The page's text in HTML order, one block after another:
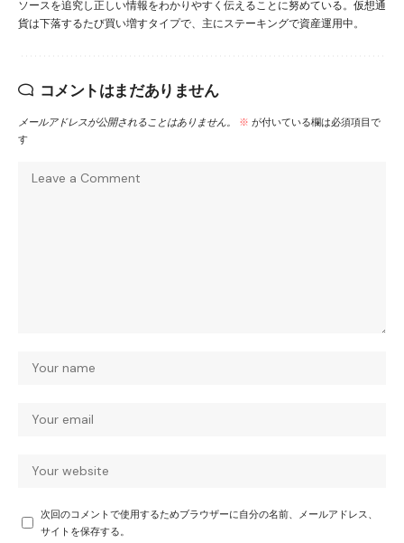
ソースを追究し正しい情報をわかりやすく伝えることに努めている。仮想通
貨は下落するたび買い増すタイプで、主にステーキングで資産運用中。
コメントはまだありません
メールアドレスが公開されることはありません。 ※ が付いている欄は必須項目で
す
次回のコメントで使用するためブラウザーに自分の名前、メールアドレス、
サイトを保存する。